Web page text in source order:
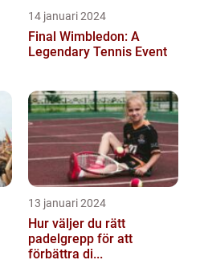
14 januari 2024
Final Wimbledon: A
Legendary Tennis Event
13 januari 2024
Hur väljer du rätt
padelgrepp för att
förbättra di...